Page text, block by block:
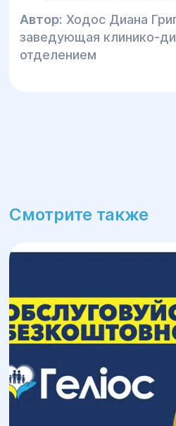
Автор: Ходос Диана
заведующая клинико-
отделением
Смотрите также